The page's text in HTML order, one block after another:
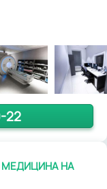
22
НА